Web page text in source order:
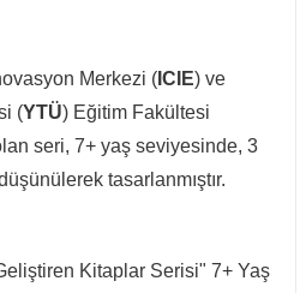
Merkezi ( ICIE) ve
(YTÜ) Eğitim Fakültesi
seri, 7+ yaş seviyesinde, 3
tasarlanmıştır.
Kitaplar Serisi" 7+ Yaş